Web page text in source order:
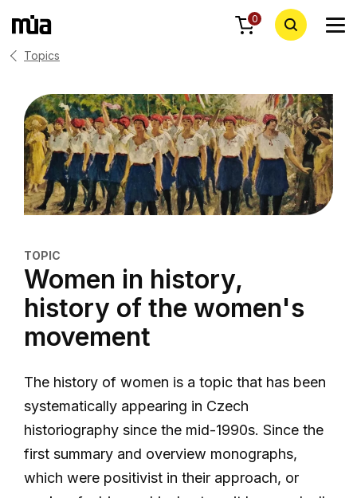
0
Topics
TOPIC
Women in history,
history of the women's
movement
The history of women is a topic that has been
systematically appearing in Czech
historiography since the mid-1990s. Since the
first summary and overview monographs,
which were positivist in their approach, or